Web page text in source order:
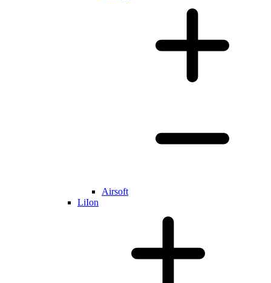
Airsoft
LiIon